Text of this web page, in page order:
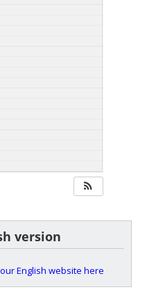
version
English website here